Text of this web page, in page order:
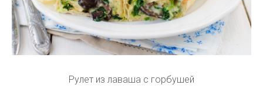
Рулет из лаваша с горбушей